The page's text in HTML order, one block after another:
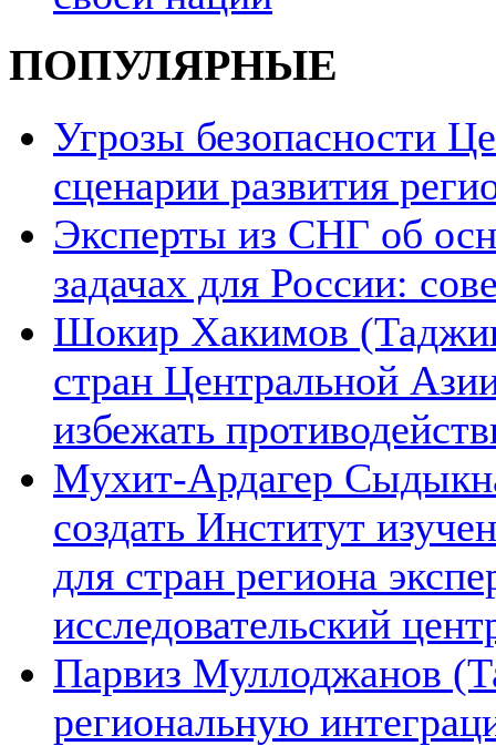
ПОПУЛЯРНЫЕ
Угрозы безопасности
сценарии развития
Эксперты из СНГ об
задачах для России:
Шокир Хакимов
стран Центральной
избежать
Мухит-Ардагер
создать Институт
для стран региона
исследовательский
Парвиз Муллоджанов
региональную